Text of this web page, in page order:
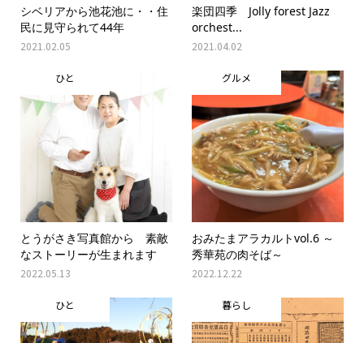
シベリアから池花池に・・住
民に見守られて44年
2021.02.05
楽団四季 Jolly forest Jazz
orchest...
2021.04.02
ひと
とうがさき写真館から 素敵
なストーリーが生まれます
2022.05.13
グルメ
おみたまアラカルトvol.6 ～
秀華苑の肉そば～
2022.12.22
ひと 暮らし